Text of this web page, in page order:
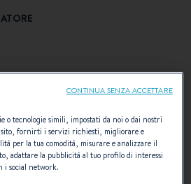
DELLA
consigliate da BENETEAU o
o tecnologie simili, impostati da noi o dai nostri
fornirti i servizi richiesti, migliorare e
per la tua comodità, misurare e analizzare il
adattare la pubblicità al tuo profilo di interessi
i social network.
CONTINUA SENZA ACCETTARE